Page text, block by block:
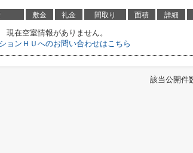
敷金 礼金 間取り 面積 詳細
現在空室情報がありません。
ョンＨＵへのお問い合わせはこちら
該当公開件